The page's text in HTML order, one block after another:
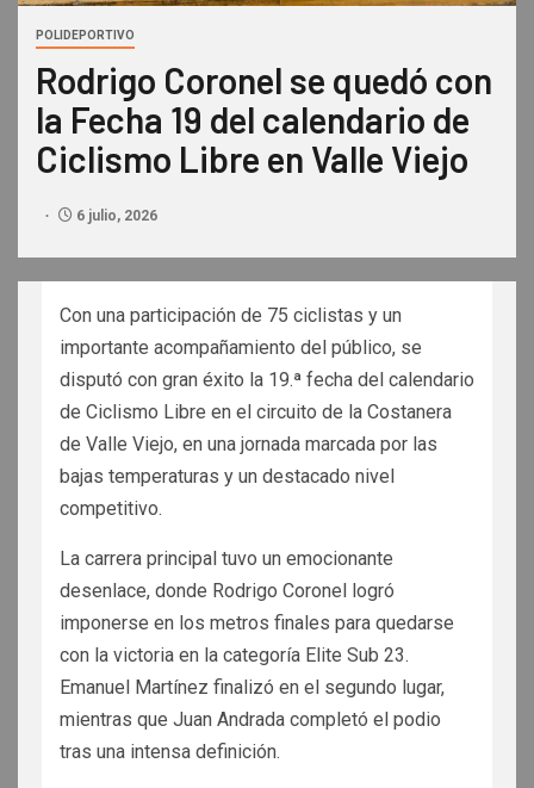
POLIDEPORTIVO
Rodrigo Coronel se quedó con
la Fecha 19 del calendario de
Ciclismo Libre en Valle Viejo
6 julio, 2026
Con una participación de 75 ciclistas y un
importante acompañamiento del público, se
disputó con gran éxito la 19.ª fecha del calendario
de Ciclismo Libre en el circuito de la Costanera
de Valle Viejo, en una jornada marcada por las
bajas temperaturas y un destacado nivel
competitivo.
La carrera principal tuvo un emocionante
desenlace, donde Rodrigo Coronel logró
imponerse en los metros finales para quedarse
con la victoria en la categoría Elite Sub 23.
Emanuel Martínez finalizó en el segundo lugar,
mientras que Juan Andrada completó el podio
tras una intensa definición.